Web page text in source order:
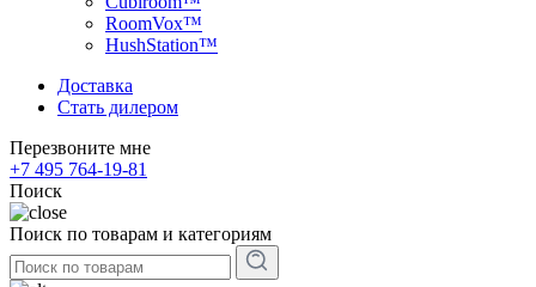
RoomVox™
HushStation™
Доставка
Стать дилером
Перезвоните мне
+7 495 764-19-81
Поиск
Поиск по товарам и категориям